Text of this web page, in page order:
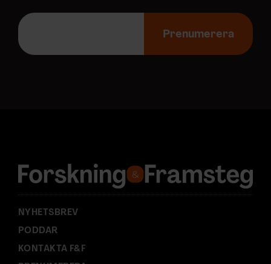
E
p
s
:
Prenumerera
NYHETSBREV
PODDAR
KONTAKTA F&F